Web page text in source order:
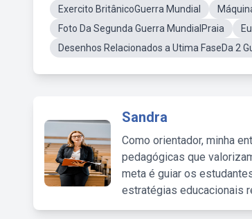
Exercito BritânicoGuerra Mundial
Foto Da Segunda Guerra MundialPraia
Desenhos Relacionados a Utima FaseDa 2
Sandra
Como orientador, minha
pedagógicas que
meta é guiar os
estratégias educacionais